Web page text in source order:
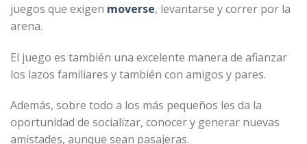
juegos que exigen moverse, levantarse y correr por la
arena.
El juego es también una excelente manera de afianzar
los lazos familiares y también con amigos y pares.
Además, sobre todo a los más pequeños les da la
oportunidad de socializar, conocer y generar nuevas
amistades, aunque sean pasajeras.